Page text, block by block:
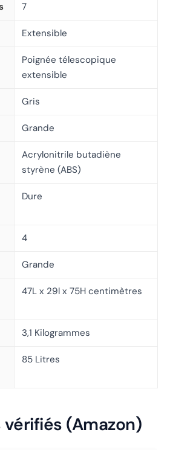
7
Extensible
Poignée télescopique
extensible
Gris
Grande
Acrylonitrile butadiène
styrène (ABS)
Dure
4
Grande
47L x 29l x 75H centimètres
3,1 Kilogrammes
85 Litres
(Amazon)